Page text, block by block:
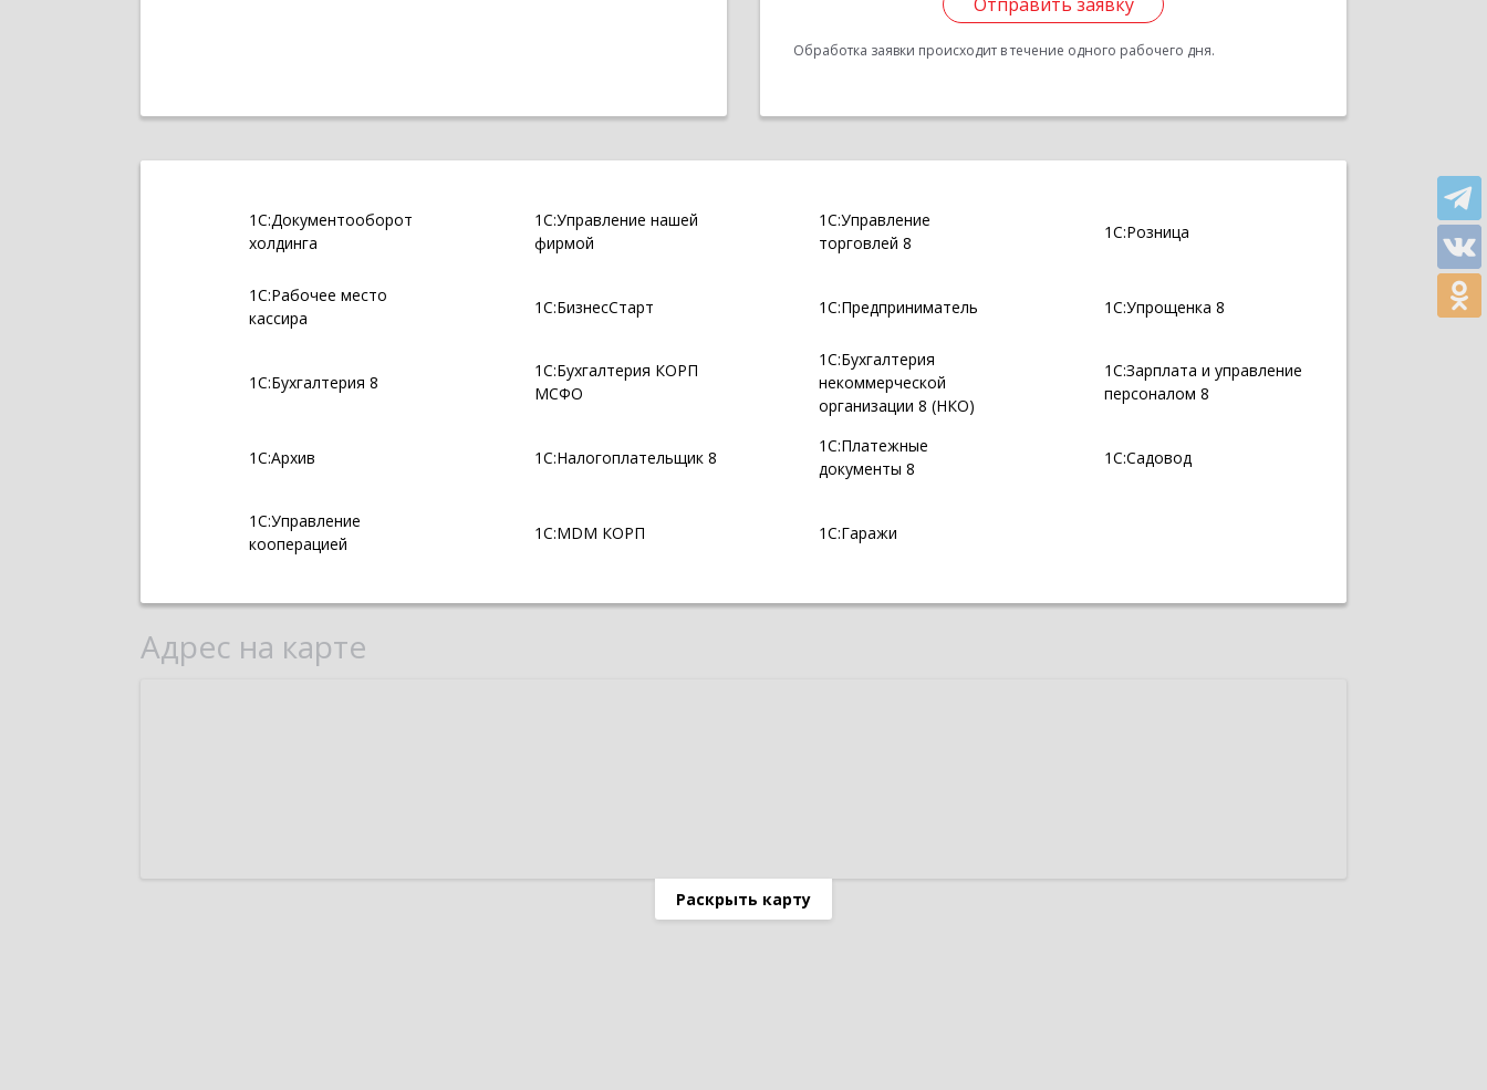
Обработка заявки происходит в течение одного рабочего дня.
1С:Документооборот
холдинга
1С:Управление нашей
фирмой
1С:Управление
торговлей 8
1С:Розница
1С:Рабочее место
кассира
1С:БизнесСтарт 1С:Предприниматель 1С:Упрощенка 8
1С:Бухгалтерия 8
1С:Бухгалтерия КОРП
МСФО
1С:Бухгалтерия
некоммерческой
организации 8 (НКО)
1С:Зарплата и управление
персоналом 8
1С:Архив 1С:Налогоплательщик 8
1С:Платежные
документы 8
1С:Садовод
1С:Управление
кооперацией
1С:MDM КОРП 1С:Гаражи
Адрес на карте
Раскрыть карту